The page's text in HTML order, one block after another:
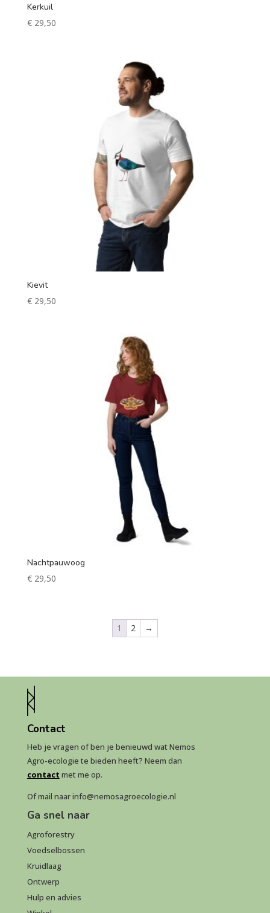
Kerkuil
€29,50
Kievit
€29,50
Nachtpauwoog
€29,50
1 2 →
Contact
Heb je vragen of ben je benieuwd wat Nemos
Agro-ecologie te bieden heeft? Neem dan
contact met me op.
Of mail naar info@nemosagroecologie.nl
Ga snel naar
Agroforestry
Voedselbossen
Kruidlaag
Ontwerp
Hulp en advies